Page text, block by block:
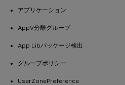
アプリケーション
AppV分離グループ
App Libパッケージ検出
グループポリシー
UserZonePreference